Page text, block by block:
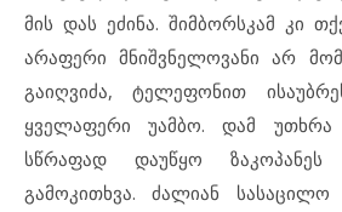
მის დას ეძინა. შიმბორსკამ კი
არაფერი მნიშვნელოვანი არ
გაიღვიძა, ტელეფონით
ყველაფერი უამბო. დამ
სწრაფად დაუწყო ზაკოპანეს
გამოკითხვა. ძალიან